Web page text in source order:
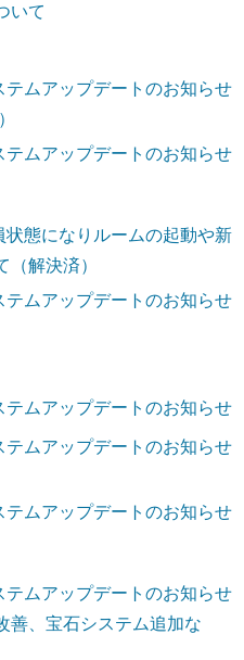
いて
テムアップデートのお知らせ
テムアップデートのお知らせ
状態になりルームの起動や新
解決済）
テムアップデートのお知らせ
テムアップデートのお知らせ
テムアップデートのお知らせ
テムアップデートのお知らせ
テムアップデートのお知らせ
善、宝石システム追加な